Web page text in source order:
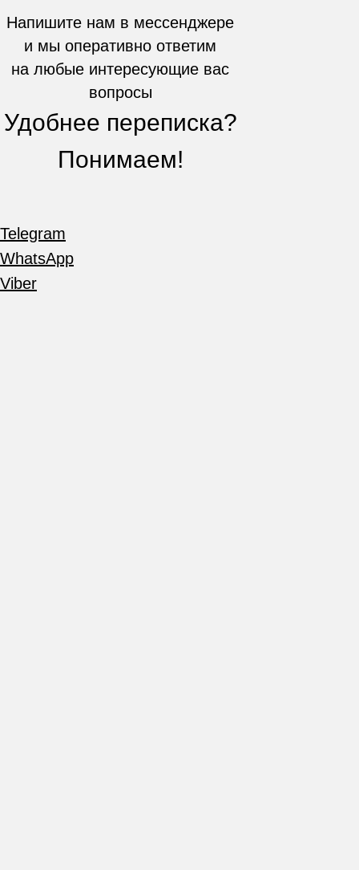
Напишите нам в мессенджере
и мы оперативно ответим
на любые интересующие вас
вопросы
Удобнее переписка?
Понимаем!
Telegram
WhatsApp
Viber